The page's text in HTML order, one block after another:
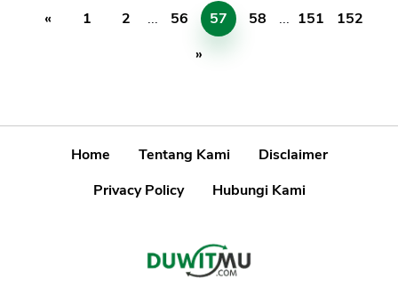
« 1 2 ... 56 57 58 ... 151
152
»
Home Tentang Kami
Disclaimer
Privacy Policy
Hubungi Kami